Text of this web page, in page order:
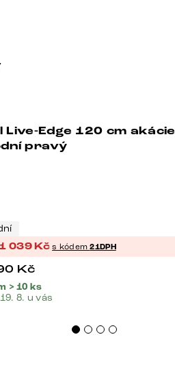
Live-Edge 120 cm akácie
pravý
039Kč s kódem21DPH
Kč
> 10 ks
8. u vás